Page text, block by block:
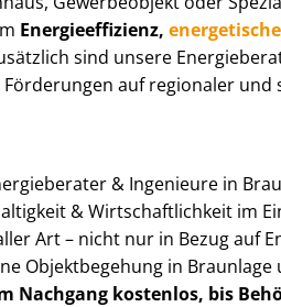
En­er­gie­ef­fi­zi­enz,
sind unsere
Förderungen auf regionaler und
& Ingenieure in
& Wirt­schaft­lich­keit im
Art – nicht nur in Bezug auf
Objektbegehung in Braunlage
Nachgang kostenlos, bis